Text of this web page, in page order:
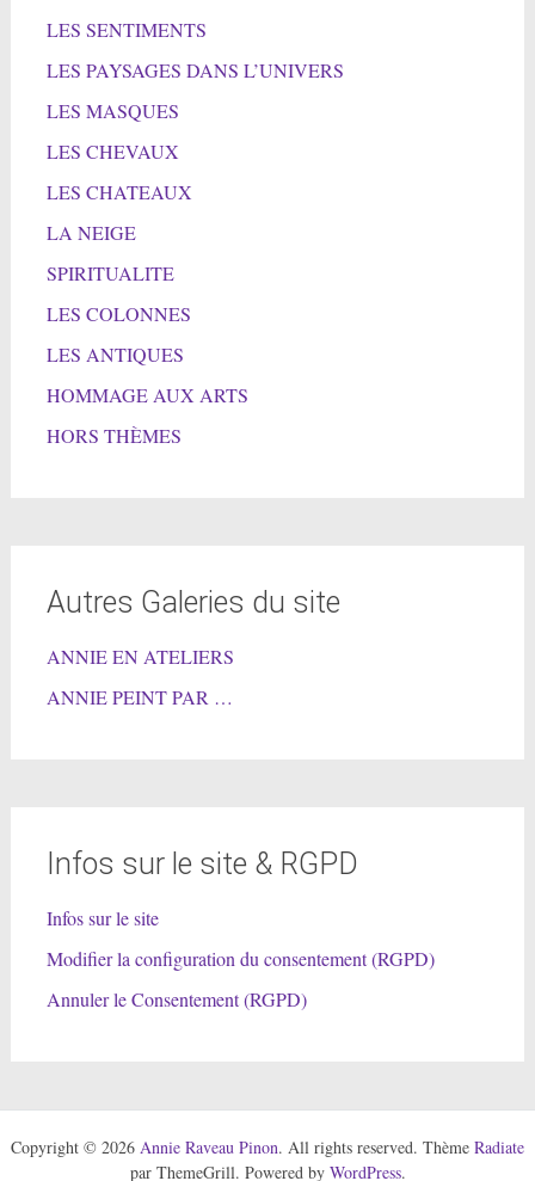
LES SENTIMENTS
LES PAYSAGES DANS L’UNIVERS
LES MASQUES
LES CHEVAUX
LES CHATEAUX
LA NEIGE
SPIRITUALITE
LES COLONNES
LES ANTIQUES
HOMMAGE AUX ARTS
HORS THÈMES
Autres Galeries du site
ANNIE EN ATELIERS
ANNIE PEINT PAR …
Infos sur le site & RGPD
Infos sur le site
Modifier la configuration du consentement (RGPD)
Annuler le Consentement (RGPD)
Copyright © 2026 Annie Raveau Pinon. All rights reserved. Thème Radiate
par ThemeGrill. Powered by WordPress.